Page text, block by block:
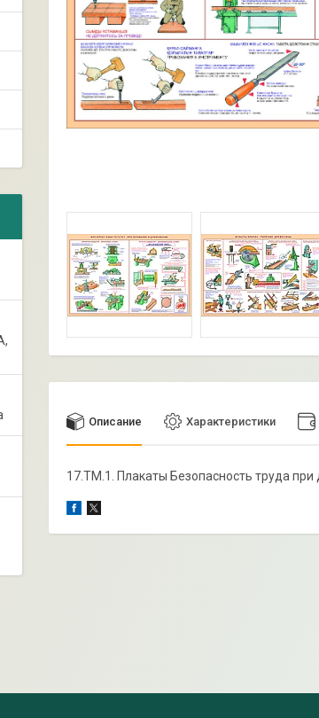
Описание Характеристики
17.ТМ.1. Плакаты Безопасность труда